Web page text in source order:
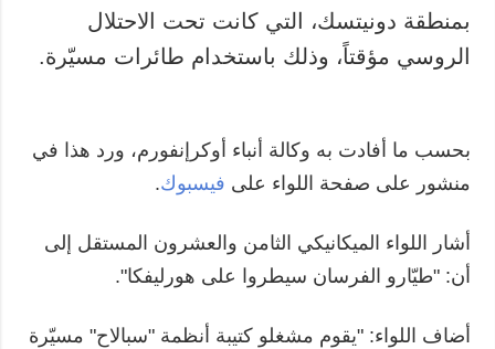
بمنطقة دونيتسك، التي كانت تحت الاحتلال
الروسي مؤقتاً، وذلك باستخدام طائرات مسيّرة.
بحسب ما أفادت به وكالة أنباء أوكرإنفورم، ورد هذا في
منشور على صفحة اللواء على فيسبوك.
أشار اللواء الميكانيكي الثامن والعشرون المستقل إلى
أن: "طيّارو الفرسان سيطروا على هورليفكا".
أضاف اللواء: "يقوم مشغلو كتيبة أنظمة "سبالاح" مسيّرة